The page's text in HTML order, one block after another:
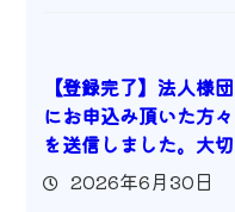
【登録完了】法人様
にお申込み頂いた方
を送信しました。大
2026年6月30日